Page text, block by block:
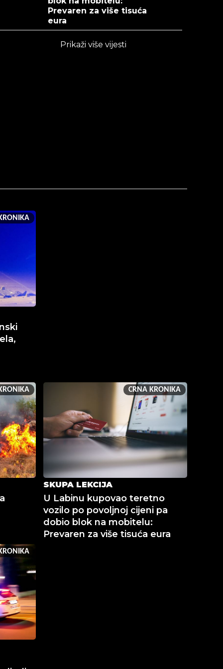
Prevaren za više tisuća
eura
Prikaži više vijesti
CRNA KRONIKA
SKUPA LEKCIJA
U Labinu kupovao teretno
vozilo po povoljnoj cijeni pa
dobio blok na mobitelu:
Prevaren za više tisuća eura